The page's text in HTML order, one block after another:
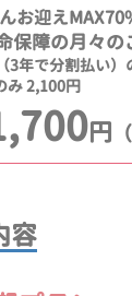
お迎え
保障の月々の
3年で分割払い）
み 2,100円
円
容